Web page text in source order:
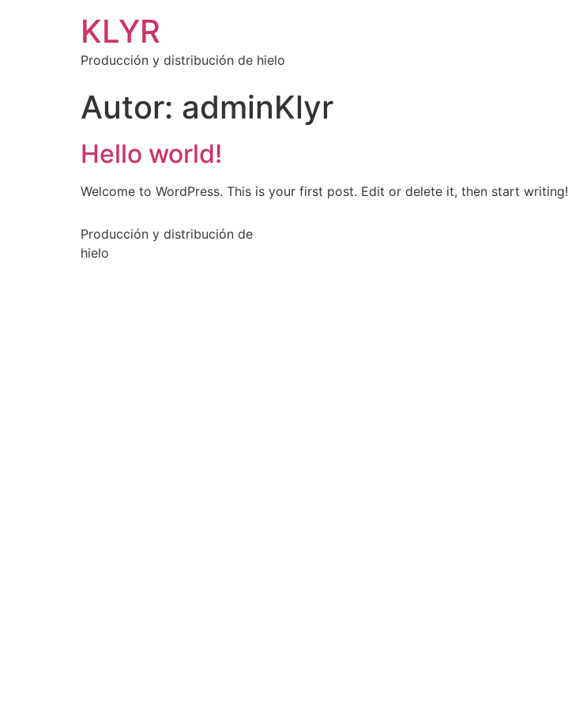
KLYR
Producción y distribución de hielo
Autor: adminKlyr
Hello world!
Welcome to WordPress. This is your first post. Edit or delete it, then start writing!
Producción y distribución de
hielo